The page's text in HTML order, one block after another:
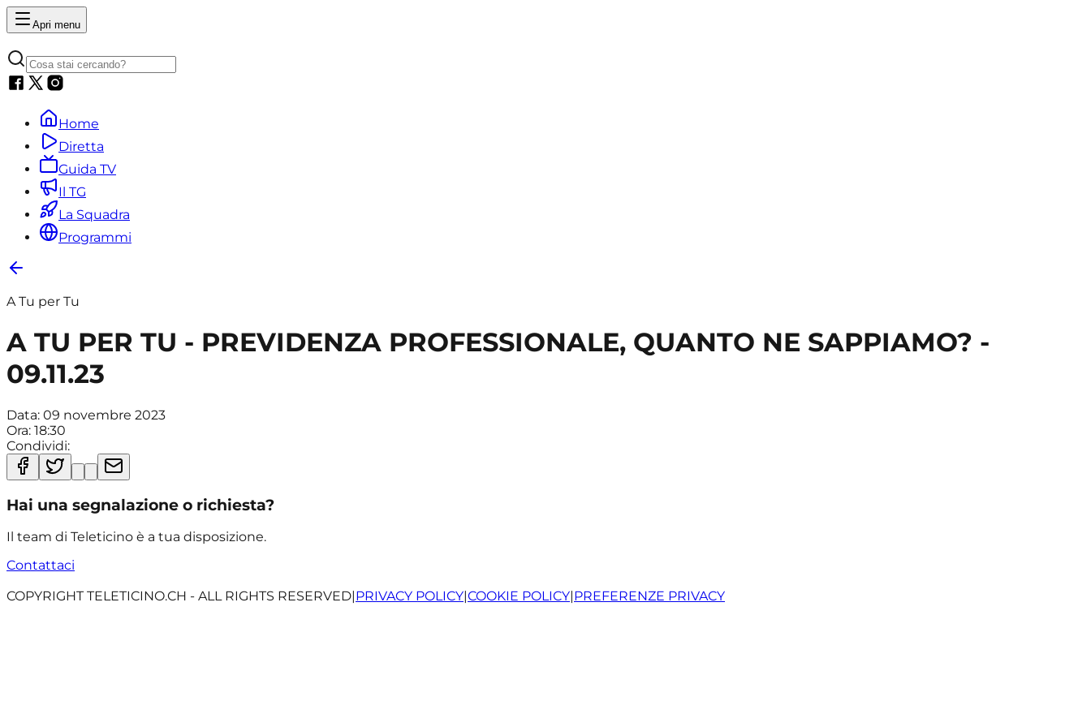
Apri menu
Home
Diretta
Guida TV
Il TG
La Squadra
Programmi
A Tu per Tu
A TU PER TU - PREVIDENZA PROFESSIONALE, QUANTO NE SAPPIAMO? -
09.11.23
Data: 09 novembre 2023
Ora: 18:30
Condividi:
Hai una segnalazione o richiesta?
Il team di Teleticino è a tua disposizione.
Contattaci
COPYRIGHT TELETICINO.CH - ALL RIGHTS RESERVED|PRIVACY POLICY|COOKIE POLICY|PREFERENZE PRIVACY